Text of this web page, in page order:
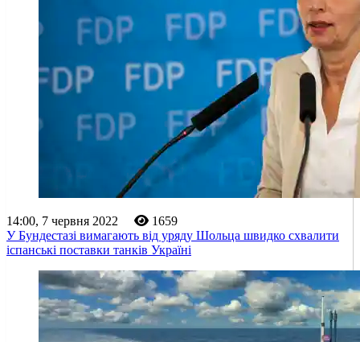
14:00, 7 червня 2022
1659
У Бундестазі вимагають від уряду Шольца швидко схвалити
іспанські поставки танків Україні